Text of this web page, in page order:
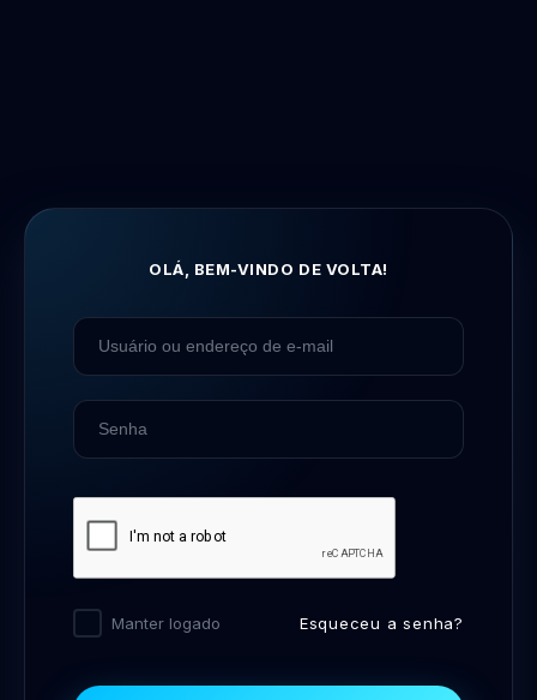
OLÁ, BEM-VINDO DE VOLTA!
Manter logado Esqueceu a senha?